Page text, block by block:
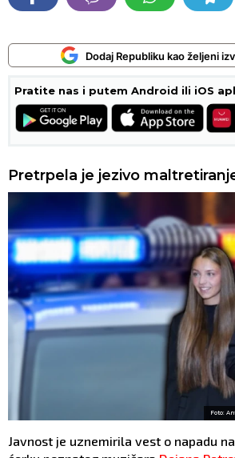
Dodaj Republiku kao željeni
Pratite nas i putem Android ili iOS
Pretrpela je jezivo
Foto:
Javnost je uznemirila vest o napadu na